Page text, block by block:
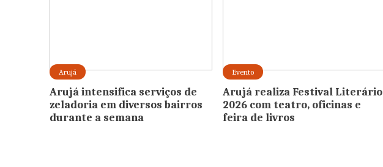
Arujá
Arujá intensifica serviços de
zeladoria em diversos bairros
durante a semana
Evento
Arujá realiza Festival Literário
2026 com teatro, oficinas e
feira de livros